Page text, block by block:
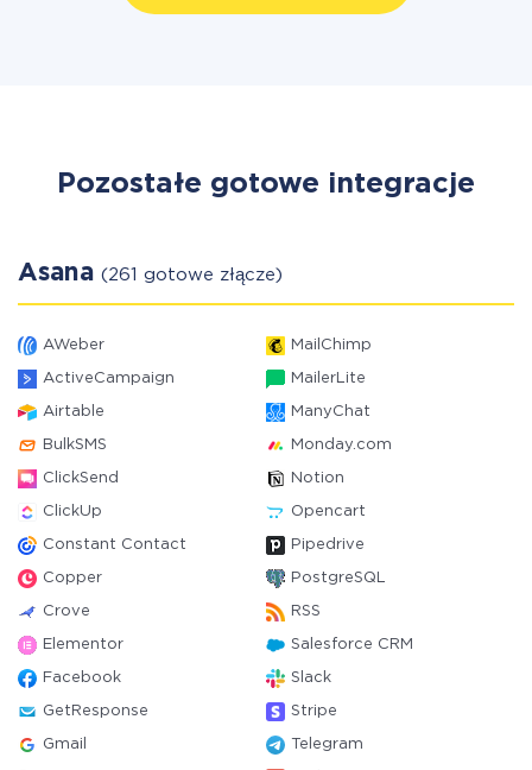
Pozostałe gotowe integracje
Asana (261 gotowe złącze)
AWeber MailChimp
ActiveCampaign MailerLite
Airtable ManyChat
BulkSMS Monday.com
ClickSend Notion
ClickUp Opencart
Constant Contact Pipedrive
Copper PostgreSQL
Crove RSS
Elementor Salesforce CRM
Facebook Slack
GetResponse Stripe
Gmail Telegram